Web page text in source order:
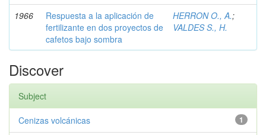
1966
Respuesta a la aplicación de
fertilizante en dos proyectos de
cafetos bajo sombra
HERRON O., A.;
VALDES S., H.
Discover
Subject
1
Cenizas volcánicas